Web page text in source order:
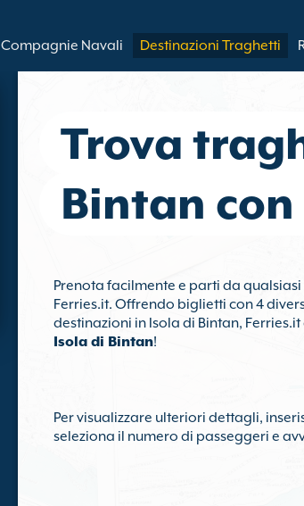
Compagnie Navali Destinazioni Traghetti
Trova
Bintan con
Prenota facilmente e parti da
Ferries.it. Offrendo biglietti con 4
destinazioni in Isola di Bintan,
Isola di Bintan!
Per visualizzare ulteriori dettagli,
seleziona il numero di passeggeri e